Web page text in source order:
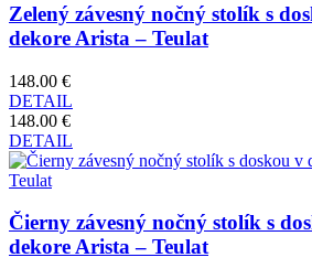
Zelený závesný nočný stolík s
dekore Arista – Teulat
148.00 €
DETAIL
148.00 €
DETAIL
Čierny závesný nočný stolík s
dekore Arista – Teulat